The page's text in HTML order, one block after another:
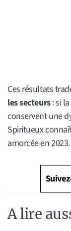
Ces résultats
les secteurs: si
conservent une
Spiritueux
amorcée en 2023.
A lire